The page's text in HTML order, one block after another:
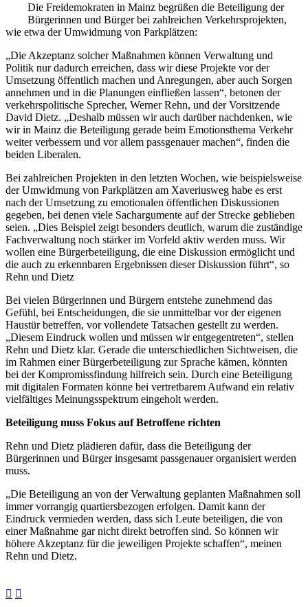
Die Freidemokraten in Mainz begrüßen die Beteiligung der
Bürgerinnen und Bürger bei zahlreichen Verkehrsprojekten,
wie etwa der Umwidmung von Parkplätzen:
„Die Akzeptanz solcher Maßnahmen können Verwaltung und
Politik nur dadurch erreichen, dass wir diese Projekte vor der
Umsetzung öffentlich machen und Anregungen, aber auch Sorgen
annehmen und in die Planungen einfließen lassen“, betonen der
verkehrspolitische Sprecher, Werner Rehn, und der Vorsitzende
David Dietz. „Deshalb müssen wir auch darüber nachdenken, wie
wir in Mainz die Beteiligung gerade beim Emotionsthema Verkehr
weiter verbessern und vor allem passgenauer machen“, finden die
beiden Liberalen.
Bei zahlreichen Projekten in den letzten Wochen, wie beispielsweise
der Umwidmung von Parkplätzen am Xaveriusweg habe es erst
nach der Umsetzung zu emotionalen öffentlichen Diskussionen
gegeben, bei denen viele Sachargumente auf der Strecke geblieben
seien. „Dies Beispiel zeigt besonders deutlich, warum die zuständige
Fachverwaltung noch stärker im Vorfeld aktiv werden muss. Wir
wollen eine Bürgerbeteiligung, die eine Diskussion ermöglicht und
die auch zu erkennbaren Ergebnissen dieser Diskussion führt“, so
Rehn und Dietz
Bei vielen Bürgerinnen und Bürgern entstehe zunehmend das
Gefühl, bei Entscheidungen, die sie unmittelbar vor der eigenen
Haustür betreffen, vor vollendete Tatsachen gestellt zu werden.
„Diesem Eindruck wollen und müssen wir entgegentreten“, stellen
Rehn und Dietz klar. Gerade die unterschiedlichen Sichtweisen, die
im Rahmen einer Bürgerbeteiligung zur Sprache kämen, könnten
bei der Kompromissfindung hilfreich sein. Durch eine Beteiligung
mit digitalen Formaten könne bei vertretbarem Aufwand ein relativ
vielfältiges Meinungsspektrum eingeholt werden.
Beteiligung muss Fokus auf Betroffene richten
Rehn und Dietz plädieren dafür, dass die Beteiligung der
Bürgerinnen und Bürger insgesamt passgenauer organisiert werden
muss.
„Die Beteiligung an von der Verwaltung geplanten Maßnahmen soll
immer vorrangig quartiersbezogen erfolgen. Damit kann der
Eindruck vermieden werden, dass sich Leute beteiligen, die von
einer Maßnahme gar nicht direkt betroffen sind. So können wir
höhere Akzeptanz für die jeweiligen Projekte schaffen“, meinen
Rehn und Dietz.